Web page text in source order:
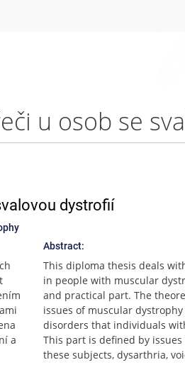
dystrofií
a
Abstract:
This diploma thesis deals
in people with muscular
and practical part. The
issues of muscular
disorders that individuals
This part is defined by
these subjects, dysarthria,